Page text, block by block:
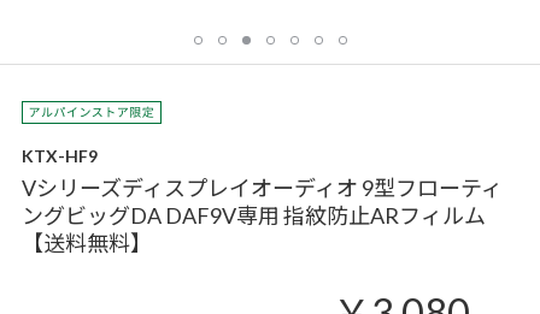
KTX-HF9
Vシリーズディスプレイオーディオ 9型フローティ
ングビッグDA DAF9V専用 指紋防止ARフィルム
【送料無料】